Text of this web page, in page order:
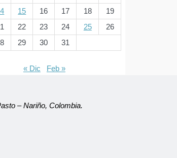
15 16 17 18
19
22 23 24 25
26
29 30 31
« Dic Feb »
– Nariño, Colombia.